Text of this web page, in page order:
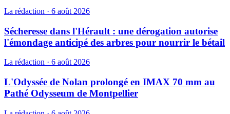
La rédaction · 6 août 2026
Sécheresse dans l'Hérault : une dérogation autorise
l'émondage anticipé des arbres pour nourrir le bétail
La rédaction · 6 août 2026
L'Odyssée de Nolan prolongé en IMAX 70 mm au
Pathé Odysseum de Montpellier